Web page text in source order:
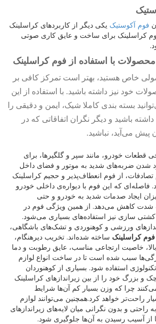
فوم آکوستیک یکی دیگر از کاربردهای کراسلینک
کراسلینک برای ساخت و عایق کاری صوتی
با استفاده از فوم کراسلینک
خاص هستید، بهتر است تمرکز کافی بر
خود نیز داشته باشید. با استفاده از این
بسته بندی کاملا شیک، ایمن و دقیقی را
باشید و دیگر نگران اتفاقاتی که در
پیش می‌آید، نباشید.
قطعات خودرو، مانند سپر و گلگیرها، برای
شدن ضربه‌های شدید به موتور و فضای داخل
تصادفات، از فوم انعطاف‌پذیر و حجیم کراسلینک
فاصله‌ای که این فوم با دیواره‌ی داخلی خودرو
ایجاد صدمات شدید به خودرو و حتی
شدت کاهش می‌دهد. از همین ویژگی فوم در
سازی نیز استفاده‌های بسیاری می‌شود.
ورزشی و کوهنوردی و تشک‌های باشگاهی،
فوم کراسلینک ساخته شده‌اند. تخریب دیرهنگام،
خاصیت ارتجاعی مناسب، عایق رطوبت و دما
سبب شده است تا در ساخت انواع لوازم
استفاده شود. بسیاری از کوهنوردان
و بزرگ خود را از بین زیراندازهای کراسلینک
چرا که وزن بسیار کم آن‌ها شرایط
راحت‌تر خواهد کرد.همچنین می‌توانند لوازم
و بدون نگرانی میان لایه‌های زیراندازهای
تا از آسیب رسیدن به آن‌ها جلوگیری شود.